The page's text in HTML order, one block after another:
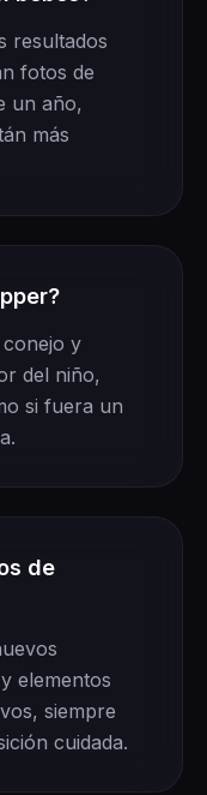
resultados
fotos de
un año,
más
y
del niño,
si fuera un
de
elementos
siempre
cuidada.